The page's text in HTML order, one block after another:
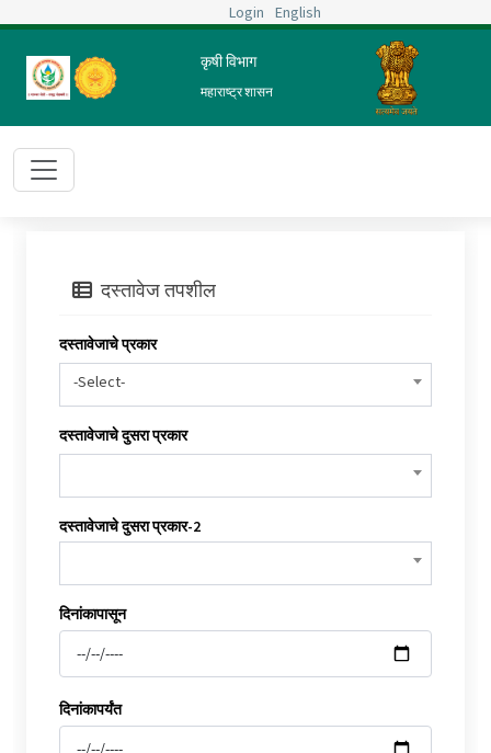
Login English
कृषी विभाग
महाराष्ट्र शासन
दस्तावेज तपशील
दस्तावेजाचे प्रकार
-Select-
दस्तावेजाचे दुसरा प्रकार
दस्तावेजाचे दुसरा प्रकार-2
दिनांकापासून
दिनांकापर्यंत